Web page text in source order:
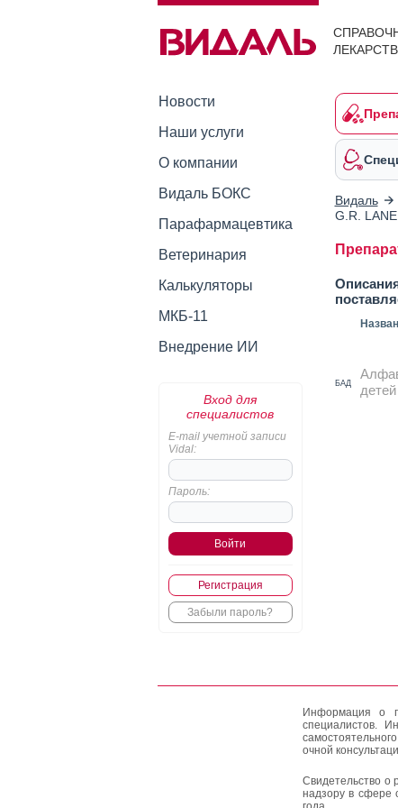
Новости
Наши услуги
О компании
Видаль БОКС
Парафармацевтика
Ветеринария
Калькуляторы
МКБ-11
Внедрение ИИ
Вход для
специалистов
E-mail учетной записи
Vidal:
Пароль:
Регистрация
Забыли пароль?
Видаль
G.R.
БАД
детей
Информация о
специалистов.
очной
Свидетельство
надзору в сфере